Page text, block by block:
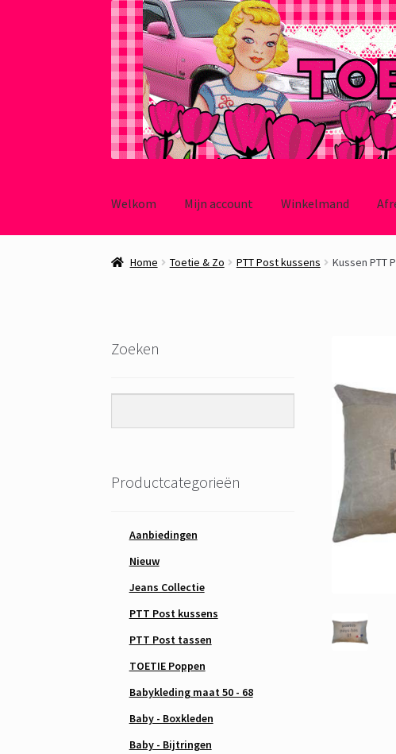
door
naar
Welkom Mijn account Winkelmand
Home Toetie & Zo PTT Post kussens Kussen PTT
Zoeken
Productcategorieën
Aanbiedingen
Nieuw
Jeans Collectie
PTT Post kussens
PTT Post tassen
TOETIE Poppen
Babykleding maat 50 - 68
Baby - Boxkleden
Baby - Bijtringen